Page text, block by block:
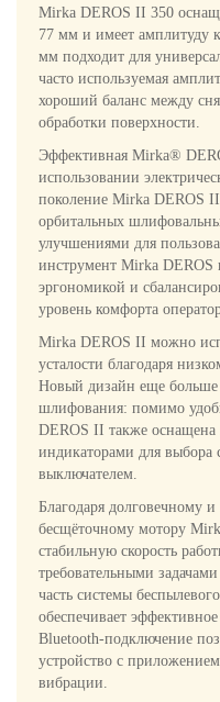
Mirka DEROS II 350
77 мм и имеет амплитуду
мм подходит для
часто используемая
хороший баланс между
обработки поверхности.
Эффективная Mirka®
использовании
поколение Mirka DEROS
орбитальных
улучшениями для
инструмент Mirka DEROS
эргономикой и
уровень комфорта
Mirka DEROS II можно
усталости благодаря
Новый дизайн еще больше
шлифования: помимо
DEROS II также
индикаторами для выбора
выключателем.
Благодаря долговечному
бесщёточному мотору
стабильную скорость
требовательными
часть системы
обеспечивает
Bluetooth-подключение
устройство с
вибрации.